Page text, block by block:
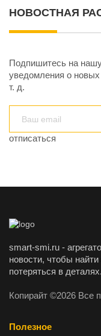
НОВОСТНАЯ
Подпишитесь на
уведомления о
т. д.
отписаться
smart-smi.ru -
новости, чтобы
потеряться в деталях.
Копирайт ©2026 Все
Полезное